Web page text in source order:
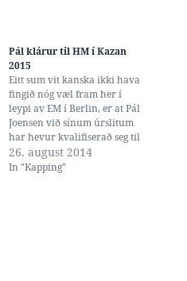
Pál klárur til HM í Kazan
2015
Eitt sum vit kanska ikki hava
fingið nóg væl fram her í
leypi av EM í Berlin, er at Pál
Joensen við sínum úrslitum
har hevur kvalifiserað seg til
næstkomandi
HeimsMeistarastevnu á
26. august 2014
In "Kapping"